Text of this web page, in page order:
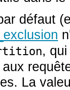
défaut
,
La